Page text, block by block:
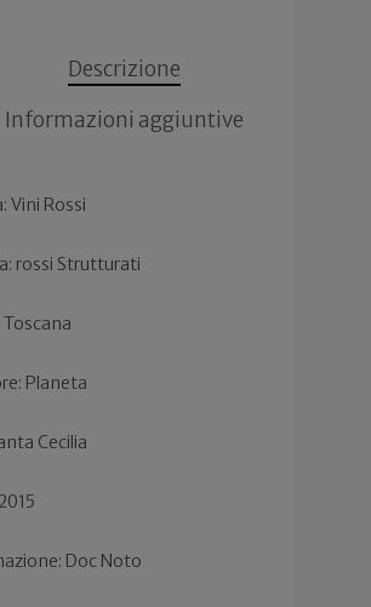
Descrizione
Informazioni aggiuntive
Vini Rossi
rossi Strutturati
Planeta
Cecilia
Doc Noto